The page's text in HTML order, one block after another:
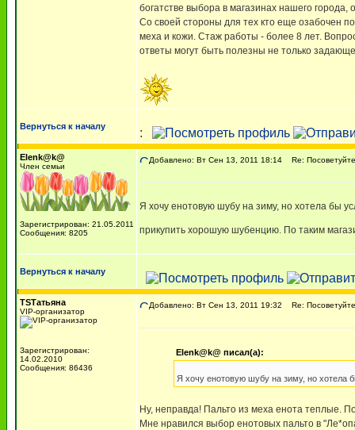
богатстве выбора в магазинах нашего
Со своей стороны для тех кто еще озабочен
меха и кожи. Стаж работы - более 8 лет.
ответы могут быть полезны не только
Вернуться к началу :
Elenk@k@
Член семьи
Зарегистрирован: 21.05.2011
Сообщения: 8205
Добавлено: Вт Сен 13, 2011 18:14 Re:
Я хочу енотовую шубу на зиму, но хотела бы
прикупить хорошую шубенцию. По таким
Вернуться к началу
TSТатьяна
VIP-организатор
Зарегистрирован:
14.02.2010
Сообщения: 86436
Добавлено: Вт Сен 13, 2011 19:32 Re:
Elenk@k@ писал(а):
Я хочу енотовую шубу на зиму, но хотела
Ну, неправда! Пальто из меха енота теплые.
Мне нравился выбор енотовых пальто в